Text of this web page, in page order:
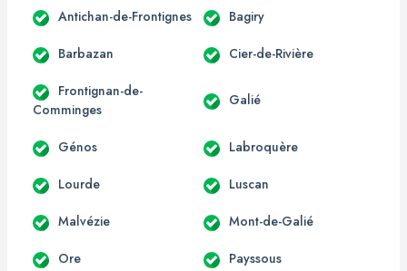
Antichan-de-Frontignes Bagiry
Barbazan Cier-de-Rivière
Frontignan-de-
Comminges
Galié
Génos Labroquère
Lourde Luscan
Malvézie Mont-de-Galié
Ore Payssous